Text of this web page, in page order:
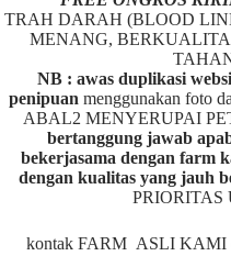
TRAH DARAH (BLOOD
MENANG,
NB : awas duplikasi
penipuan menggunakan foto
ABAL2 MENYERUPAI
bertanggung jawab
bekerjasama dengan farm
dengan kualitas yang jauh
PRIORITAS
kontak FARM ASLI KAMI